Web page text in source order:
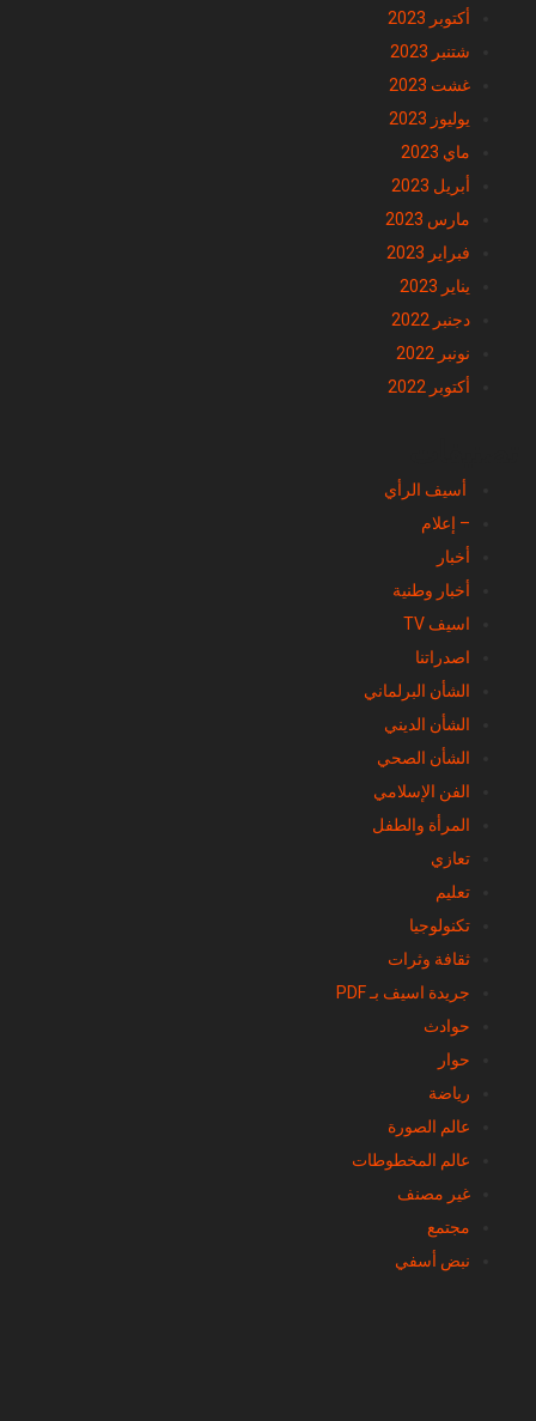
أكتوبر 2023
شتنبر 2023
غشت 2023
يوليوز 2023
ماي 2023
أبريل 2023
مارس 2023
فبراير 2023
يناير 2023
دجنبر 2022
نونبر 2022
أكتوبر 2022
أسيف الرأي
– إعلام
أخبار
أخبار وطنية
اسيف TV
اصدراتنا
الشأن البرلماني
الشأن الديني
الشأن الصحي
الفن الإسلامي
المرأة والطفل
تعازي
تعليم
تكنولوجيا
ثقافة وثرات
جريدة اسيف بـ PDF
حوادث
حوار
رياضة
عالم الصورة
عالم المخطوطات
غير مصنف
مجتمع
نبض أسفي